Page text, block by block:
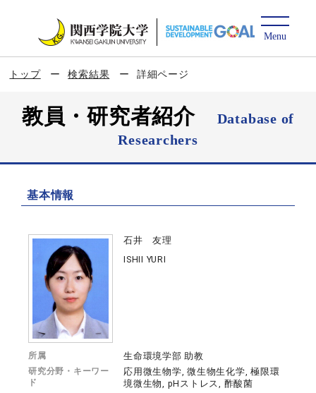
トップ 検索結果 詳細ページ
教員・研究者紹介
Database of
Researchers
基本情報
石井 友理
ISHII YURI
所属 生命環境学部 助教
研究分野・キーワー
ド
応用微生物学, 微生物生化学, 極限環
境微生物, pHストレス, 酢酸菌